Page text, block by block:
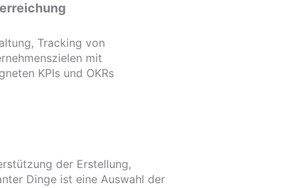
Tracking von
mit
KPIs und OKRs
der Erstellung,
Dinge ist eine Auswahl der